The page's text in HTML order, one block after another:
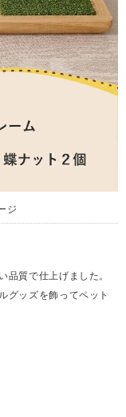
ジ
品質で仕上げました。
グッズを飾ってペット